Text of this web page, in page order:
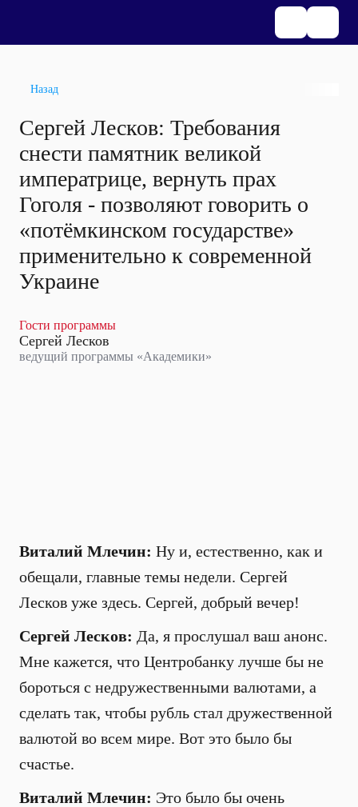
Назад
Сергей Лесков: Требования
снести памятник великой
императрице, вернуть прах
Гоголя - позволяют говорить о
«потёмкинском государстве»
применительно к современной
Украине
Гости программы
Сергей Лесков
ведущий программы «Академики»
Виталий Млечин: Ну и, естественно, как и
обещали, главные темы недели. Сергей
Лесков уже здесь. Сергей, добрый вечер!
Сергей Лесков: Да, я прослушал ваш анонс.
Мне кажется, что Центробанку лучше бы не
бороться с недружественными валютами, а
сделать так, чтобы рубль стал дружественной
валютой во всем мире. Вот это было бы
счастье.
Виталий Млечин: Это было бы очень